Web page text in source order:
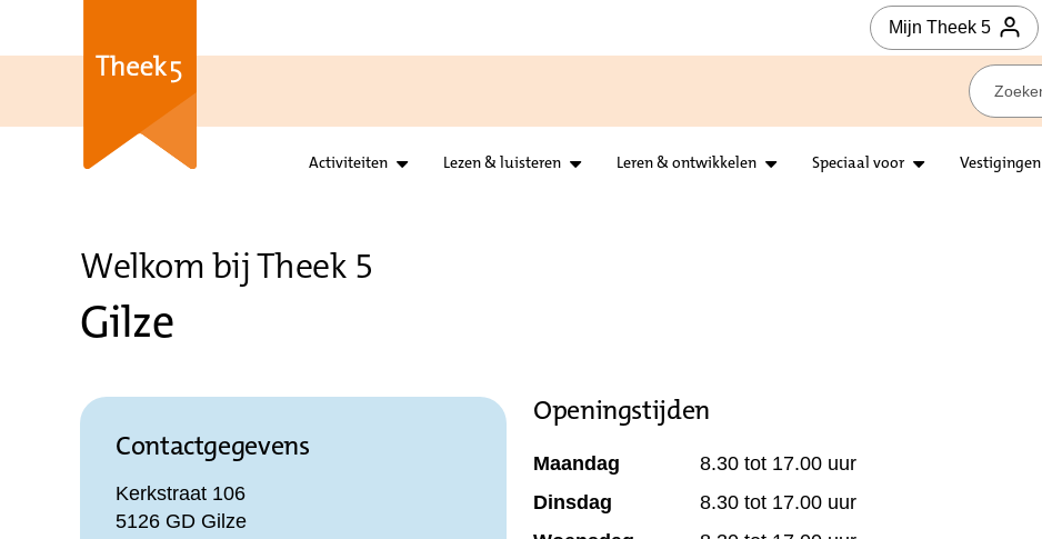
Mijn Theek 5
Activiteiten Lezen & luisteren Leren & ontwikkelen Speciaal voor Vestigingen
Welkom bij Theek 5
Gilze
Contactgegevens
Kerkstraat 106
5126 GD Gilze
Openingstijden
Maandag
8.30 tot 17.00 uur
Dinsdag
8.30 tot 17.00 uur